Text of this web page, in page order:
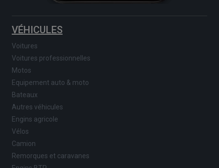
VÉHICULES
Voitures
Voitures professionnelles
Motos
Equipement auto & moto
Bateaux
Autres véhicules
Engins agricole
Vélos
Camion
Remorques et caravanes